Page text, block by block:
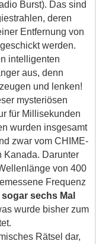
Burst). Das sind
deren
Entfernung von
werden.
intelligenten
aus, denn
und lenken!
mysteriösen
für Millisekunden
wurden insgesamt
zwar vom CHIME-
Kanada. Darunter
von 400
Frequenz
sechs Mal
wurde bisher zum
Rätsel dar,